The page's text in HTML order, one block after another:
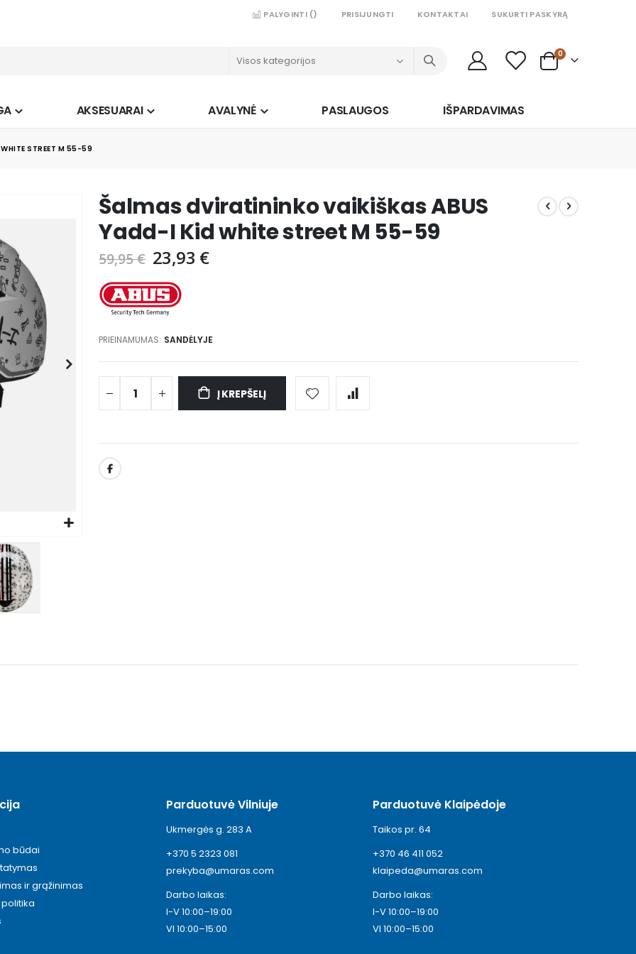
PALYGINTI () PRISIJUNGTI KONTAKTAI SUKURTI PASKYRĄ
Cart
0prekės
AKSESUARAI AVALYNĖ PASLAUGOS IŠPARDAVIMAS
STREET M 55-59
Šalmas dviratininko vaikiškas ABUS
Yadd-I Kid white street M 55-59
59,95 € 23,93 €
PRIEINAMUMAS: SANDĖLYJE
Į KREPŠELĮ
būdai
ir grąžinimas
Parduotuvė Vilniuje
Ukmergės g. 283 A
+370 5 2323 081
prekyba@umaras.com
Darbo laikas:
I-V 10:00–19:00
VI 10:00–15:00
Parduotuvė Klaipėdoje
Taikos pr. 64
+370 46 411 052
klaipeda@umaras.com
Darbo laikas:
I-V 10:00–19:00
VI 10:00–15:00